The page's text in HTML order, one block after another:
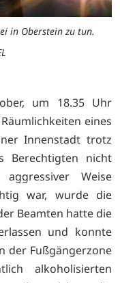
in Oberstein zu tun.
um 18.35 Uhr
eines
Innenstadt trotz
Berechtigten nicht
Weise
war, wurde die
Beamten hatte die
und konnte
der Fußgängerzone
alkoholisierten